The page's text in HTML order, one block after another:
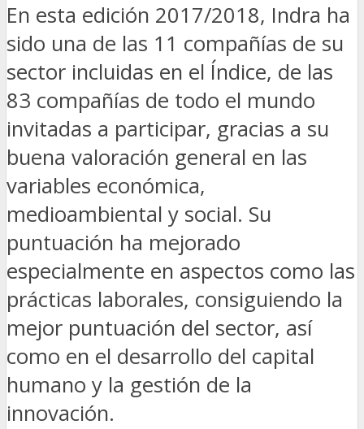
En esta edición 2017/2018, Indra ha
sido una de las 11 compañías de su
sector incluidas en el Índice, de las
83 compañías de todo el mundo
invitadas a participar, gracias a su
buena valoración general en las
variables económica,
medioambiental y social. Su
puntuación ha mejorado
especialmente en aspectos como las
prácticas laborales, consiguiendo la
mejor puntuación del sector, así
como en el desarrollo del capital
humano y la gestión de la
innovación.